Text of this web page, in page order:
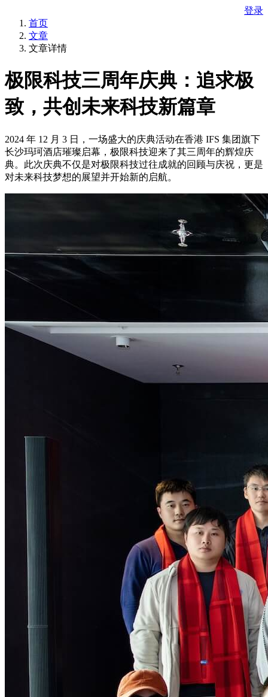
登录
首页
文章
文章详情
极限科技三周年庆典：追求极
致，共创未来科技新篇章
2024 年 12 月 3 日，一场盛大的庆典活动在香港 IFS 集团旗下
长沙玛珂酒店璀璨启幕，极限科技迎来了其三周年的辉煌庆
典。此次庆典不仅是对极限科技过往成就的回顾与庆祝，更是
对未来科技梦想的展望并开始新的启航。